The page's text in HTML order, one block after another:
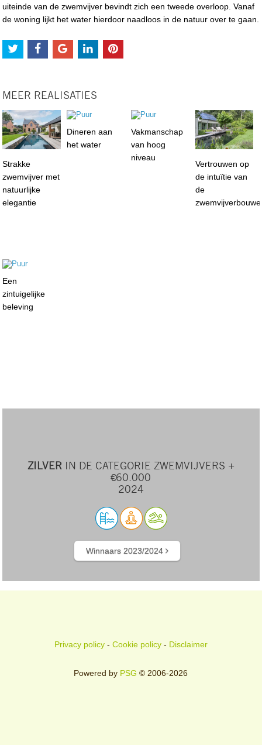
uiteinde van de zwemvijver bevindt zich een tweede overloop. Vanaf
de woning lijkt het water hierdoor naadloos in de natuur over te gaan.
MEER REALISATIES
Strakke
zwemvijver met
natuurlijke
elegantie
Dineren aan
het water
Vakmanschap
van hoog
niveau
Vertrouwen op
de intuïtie van
de
Een
zintuigelijke
beleving
ZILVER IN DE CATEGORIE ZWEMVIJVERS +
€60.000
2024
Winnaars 2023/2024
Privacy policy- Cookie policy- Disclaimer
Powered by PSG © 2006-2026